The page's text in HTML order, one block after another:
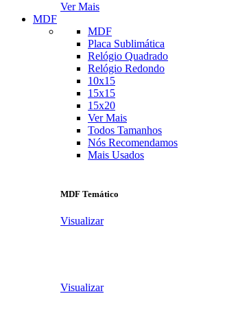
Ver Mais
MDF
MDF
Placa Sublimática
Relógio Quadrado
Relógio Redondo
10x15
15x15
15x20
Ver Mais
Todos Tamanhos
Nós Recomendamos
Mais Usados
MDF Temático
Visualizar
Visualizar